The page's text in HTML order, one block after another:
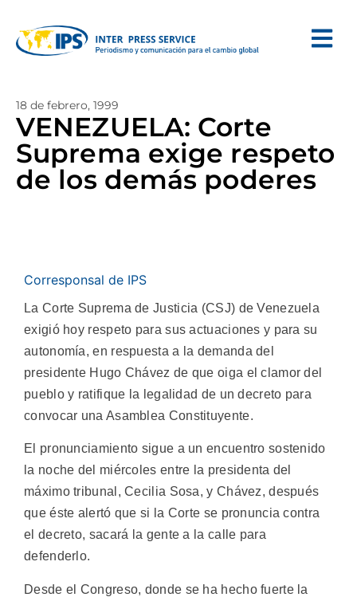
18 de febrero, 1999
VENEZUELA: Corte
Suprema exige respeto
de los demás poderes
Corresponsal de IPS
La Corte Suprema de Justicia (CSJ) de Venezuela
exigió hoy respeto para sus actuaciones y para su
autonomía, en respuesta a la demanda del
presidente Hugo Chávez de que oiga el clamor del
pueblo y ratifique la legalidad de un decreto para
convocar una Asamblea Constituyente.
El pronunciamiento sigue a un encuentro sostenido
la noche del miércoles entre la presidenta del
máximo tribunal, Cecilia Sosa, y Chávez, después
que éste alertó que si la Corte se pronuncia contra
el decreto, sacará la gente a la calle para
defenderlo.
Desde el Congreso, donde se ha hecho fuerte la